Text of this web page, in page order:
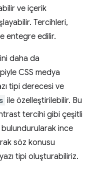
ve içerik
Tercihleri,
entegre edilir.
daha da
CSS medya
tipi derecesi ve
ile özelleştirilebilir. Bu
tercihi gibi çeşitli
ince
söz konusu
tipi oluşturabiliriz.